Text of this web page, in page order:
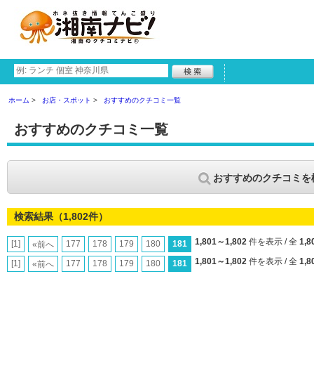
ホーム お店・スポット おすすめのクチコミ一覧
おすすめのクチコミ一覧
おすすめのクチコミを
検索結果（1,802件）
[1] «前へ 177 178 179 180 181 1,801～1,802 件を表示 / 全
[1] «前へ 177 178 179 180 181 1,801～1,802 件を表示 / 全